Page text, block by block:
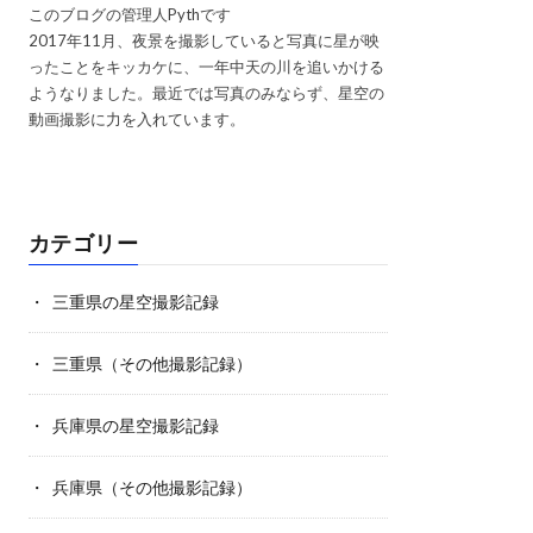
このブログの管理人Pythです
2017年11月、夜景を撮影していると写真に星が映
ったことをキッカケに、一年中天の川を追いかける
ようなりました。最近では写真のみならず、星空の
動画撮影に力を入れています。
カテゴリー
三重県の星空撮影記録
三重県（その他撮影記録）
兵庫県の星空撮影記録
兵庫県（その他撮影記録）